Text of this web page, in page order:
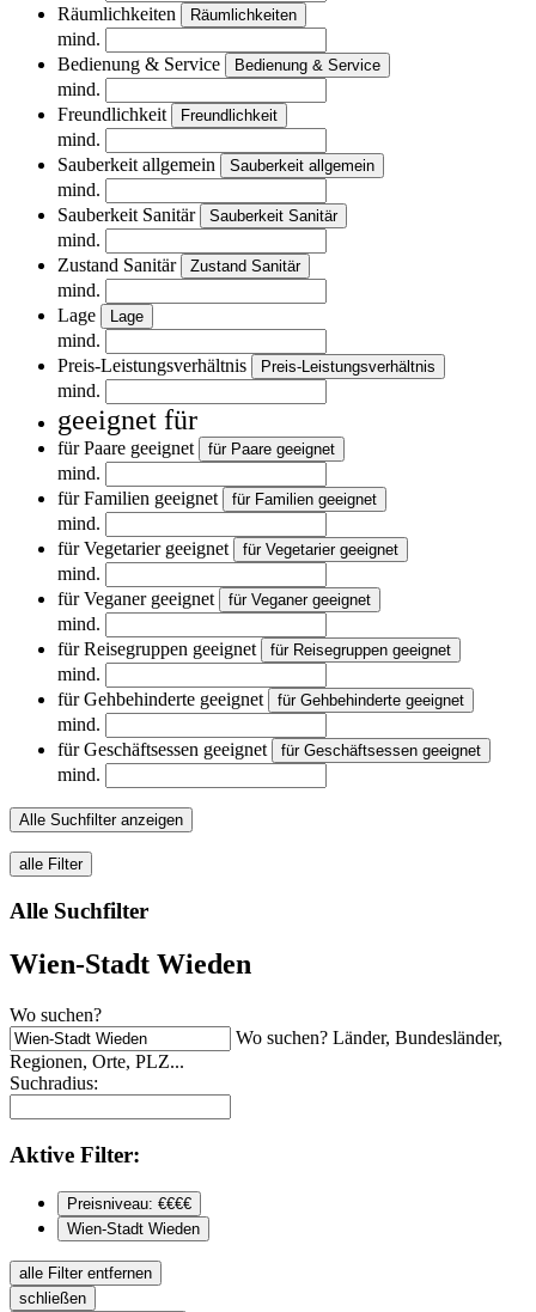
Räumlichkeiten
Räumlichkeiten
mind.
Bedienung & Service
Bedienung & Service
mind.
Freundlichkeit
Freundlichkeit
mind.
Sauberkeit allgemein
Sauberkeit allgemein
mind.
Sauberkeit Sanitär
Sauberkeit Sanitär
mind.
Zustand Sanitär
Zustand Sanitär
mind.
Lage
Lage
mind.
Preis-Leistungsverhältnis
Preis-Leistungsverhältnis
mind.
geeignet für
für Paare geeignet für Paare geeignet
mind.
für Familien geeignet
für Familien geeignet
mind.
für Vegetarier geeignet
für Vegetarier geeignet
mind.
für Veganer geeignet
für Veganer geeignet
mind.
für Reisegruppen geeignet
für Reisegruppen geeignet
mind.
für Gehbehinderte geeignet
für Gehbehinderte geeignet
mind.
für Geschäftsessen geeignet
für Geschäftsessen geeignet
mind.
Alle Suchfilter anzeigen
alle Filter
Alle Suchfilter
Wien-Stadt Wieden
Wo suchen?
Wo suchen? Länder, Bundesländer,
Regionen, Orte, PLZ...
Suchradius:
Aktive Filter:
Preisniveau: €€€€
Wien-Stadt Wieden
alle Filter entfernen
schließen